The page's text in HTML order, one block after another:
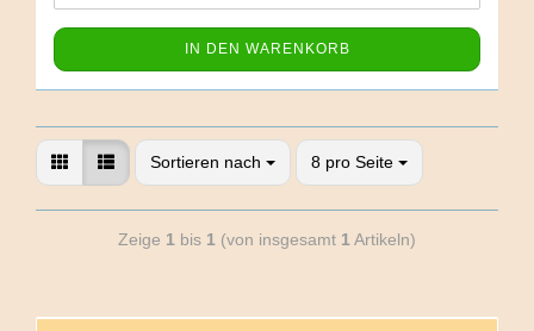
IN DEN WARENKORB
Sortieren nach 8 pro Seite
Zeige 1 bis 1 (von insgesamt 1 Artikeln)